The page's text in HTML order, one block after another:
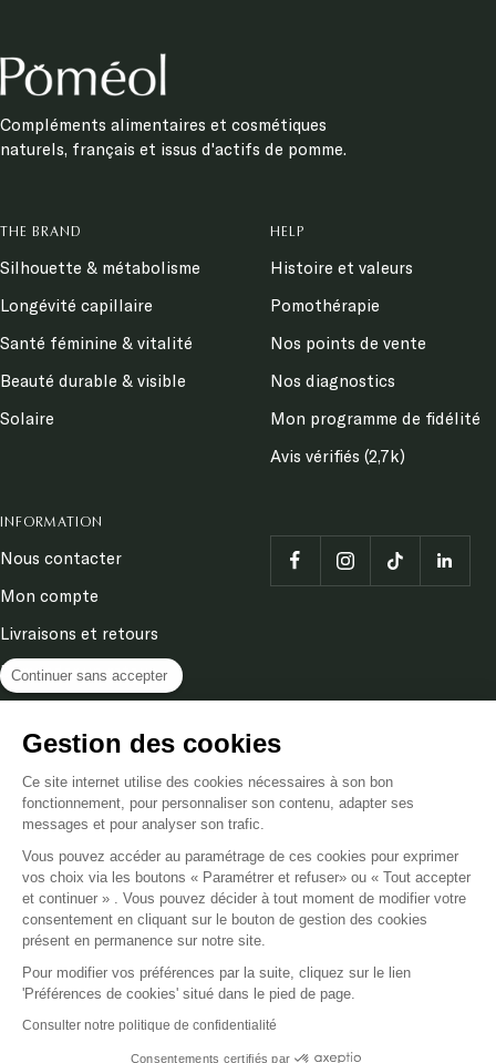
Continuer sans accepter
Gestion des cookies
Ce site internet utilise des cookies nécessaires à son bon
fonctionnement, pour personnaliser son contenu, adapter ses
messages et pour analyser son trafic.
Vous pouvez accéder au paramétrage de ces cookies pour exprimer
vos choix via les boutons « Paramétrer et refuser» ou « Tout accepter
et continuer » . Vous pouvez décider à tout moment de modifier votre
consentement en cliquant sur le bouton de gestion des cookies
présent en permanence sur notre site.
Pour modifier vos préférences par la suite, cliquez sur le lien
'Préférences de cookies' situé dans le pied de page.
Consulter notre politique de confidentialité
Consentements certifiés par
Compléments alimentaires et cosmétiques
naturels, français et issus d'actifs de pomme.
THE BRAND
Silhouette & métabolisme
Longévité capillaire
Santé féminine & vitalité
Beauté durable & visible
Solaire
HELP
Histoire et valeurs
Pomothérapie
Nos points de vente
Nos diagnostics
Mon programme de fidélité
Avis vérifiés (2,7k)
INFORMATION
Nous contacter
Mon compte
Livraisons et retours
Demander un retour
Legal Notice
Privacy & cookies policy
Language
EN
Poméol Powered by Shopify
We accept